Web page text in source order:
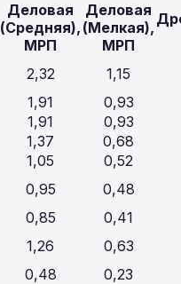
Деловая
(Средняя),
МРП
Деловая
(Мелкая),
МРП
2,32
1,15
1,91
0,93
1,91
0,93
1,37
0,68
1,05
0,52
0,95
0,48
0,85
0,41
1,26
0,63
0,48
0,23